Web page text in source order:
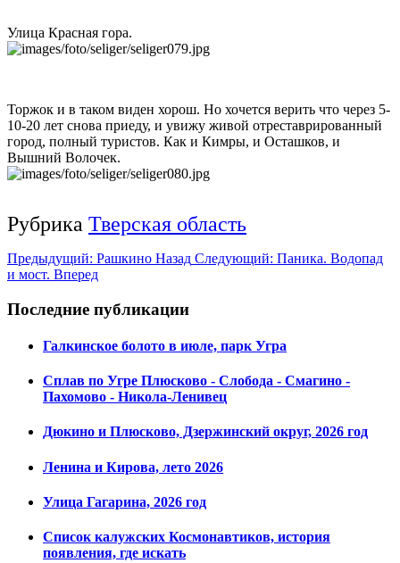
Улица Красная гора.
Торжок и в таком виден хорош. Но хочется верить что через 5-
10-20 лет снова приеду, и увижу живой отреставрированный
город, полный туристов. Как и Кимры, и Осташков, и
Вышний Волочек.
Рубрика Тверская область
Предыдущий: Рашкино Назад Следующий: Паника. Водопад
и мост. Вперед
Последние публикации
Галкинское болото в июле, парк Угра
Сплав по Угре Плюсково - Слобода - Смагино -
Пахомово - Никола-Ленивец
Дюкино и Плюсково, Дзержинский округ, 2026 год
Ленина и Кирова, лето 2026
Улица Гагарина, 2026 год
Список калужских Космонавтиков, история
появления, где искать